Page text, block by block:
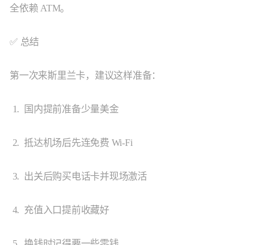
全依赖 ATM。
✅ 总结
第一次来斯里兰卡，建议这样准备：
国内提前准备少量美金
抵达机场后先连免费 Wi-Fi
出关后购买电话卡并现场激活
充值入口提前收藏好